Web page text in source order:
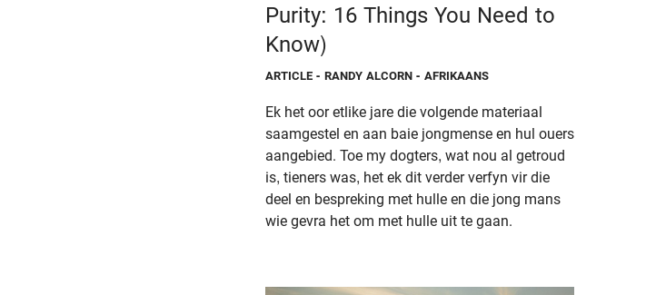
Purity: 16 Things You Need to
Know)
ARTICLE - RANDY ALCORN - AFRIKAANS
Ek het oor etlike jare die volgende materiaal
saamgestel en aan baie jongmense en hul ouers
aangebied. Toe my dogters, wat nou al getroud
is, tieners was, het ek dit verder verfyn vir die
deel en bespreking met hulle en die jong mans
wie gevra het om met hulle uit te gaan.